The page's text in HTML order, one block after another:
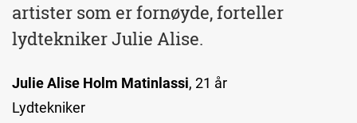
artister som er fornøyde, forteller
lydtekniker Julie Alise.
Julie Alise Holm Matinlassi, 21 år
Lydtekniker